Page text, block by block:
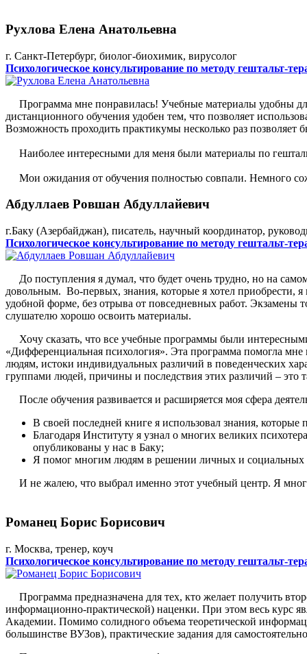
Рухлова Елена Анатольевна
г. Санкт-Петербург, биолог-биохимик, вирусолог
Психологическое консультирование по методу гештальт-
Программа мне понравилась! Учебные материалы удобны
дистанционного обучения удобен тем, что позволяет
Возможность проходить практикумы несколько раз
Наиболее интересными для меня были материалы по
Мои ожидания от обучения полностью совпали. Немного
Абдуллаев Ровшан Абдуллайевич
г.Баку (Азербайджан), писатель, научный координатор,
Психологическое консультирование по методу гештальт-
До поступления я думал, что будет очень трудно, но на
довольным. Во-первых, знания, которые я хотел приобрести,
удобной форме, без отрыва от повседневных работ. Экзамены
слушателю хорошо освоить материалы.
Хочу сказать, что все учебные программы были
«Дифференциальная психология». Эта программа помогла
людям, истоки индивидуальных различий в поведенческих
группами людей, причины и последствия этих различий – это
После обучения развивается и расширяется моя сфера
В своей последней книге я использовал знания, которые
Благодаря Институту я узнал о многих великих
опубликованы у нас в Баку;
Я помог многим людям в решении личных и социальных
И не жалею, что выбрал именно этот учебный центр. Я
Романец Борис Борисович
г. Москва, тренер, коуч
Психологическое консультирование по методу гештальт-
Программа предназначена для тех, кто желает получить
информационно-практической) наценки. При этом весь курс
Академии. Помимо солидного объема теоретической
большинстве ВУЗов), практические задания для